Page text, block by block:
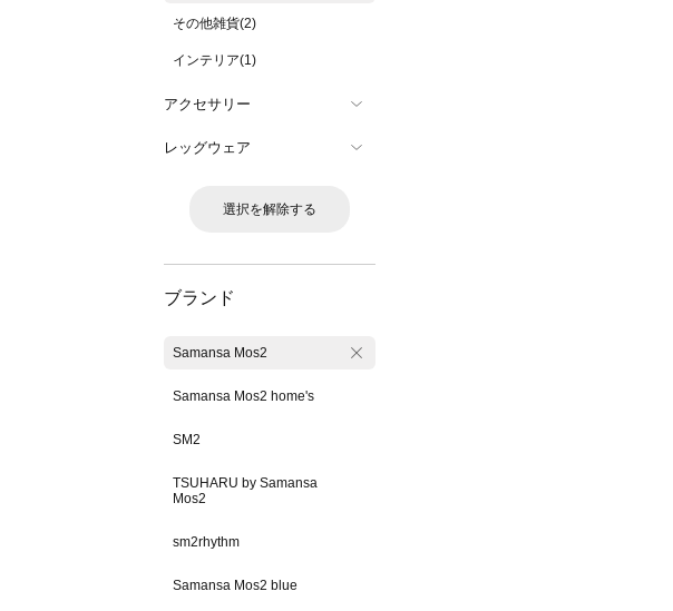
その他雑貨(2)
インテリア(1)
アクセサリー
レッグウェア
選択を解除する
ブランド
Samansa Mos2
Samansa Mos2 home's
SM2
TSUHARU by Samansa
Mos2
sm2rhythm
Samansa Mos2 blue